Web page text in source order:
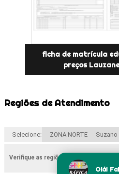
ficha de matrícula
preços
Regiões de Atendimento
Selecione: ZONA NORTE Suzano
Verifique as regiões que atendemos
Olá!